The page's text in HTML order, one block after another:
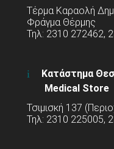
Τέρμα Καραολή
Φράγμα Θέρμης
Τηλ: 2310 272462,
Κατάστημα
Medical Store
Τσιμισκή 137
Τηλ: 2310 225005,